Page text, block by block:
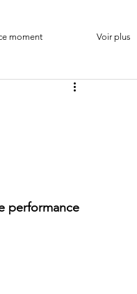
moment Voir plus
performance